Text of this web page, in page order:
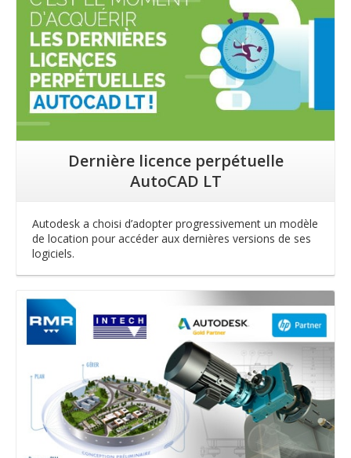
Dernière licence perpétuelle
AutoCAD LT
Autodesk a choisi d’adopter progressivement un modèle
de location pour accéder aux dernières versions de ses
logiciels.
Lire la suite